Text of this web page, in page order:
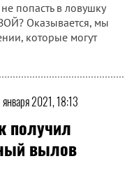
попасть в ловушку
Оказывается, мы
которые могут
января 2021, 18:13
получил
вылов